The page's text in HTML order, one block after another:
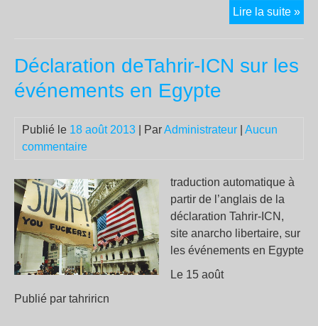
Lire la suite »
en
Déclaration deTahrir-ICN sur les
événements en Egypte
Publié le 18 août 2013 | ParAdministrateur
Aucun
commentaire
traduction automatique à
partir de l’anglais de la
déclaration Tahrir-ICN,
site anarcho libertaire, sur
les événements en Egypte
Le 15 août
Publié par tahriricn